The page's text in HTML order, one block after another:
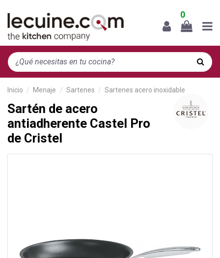
0
Inicio Menaje Sartenes Sartenes acero inoxidable
Sartén de acero
antiadherente Castel Pro
de Cristel